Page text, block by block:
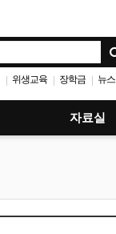
| 위생교육 | 장학금 | 뉴스
자료실